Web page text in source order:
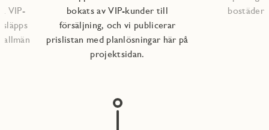
VIP-
bokats av VIP-kunder till
försäljning, och vi publicerar
prislistan med planlösningar här på
projektsidan.